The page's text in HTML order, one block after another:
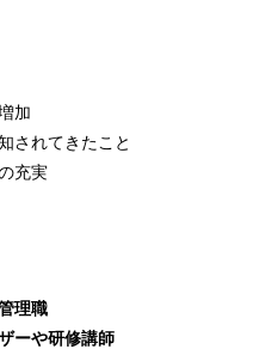
加
されてきたこと
充実
理職
ーや研修講師